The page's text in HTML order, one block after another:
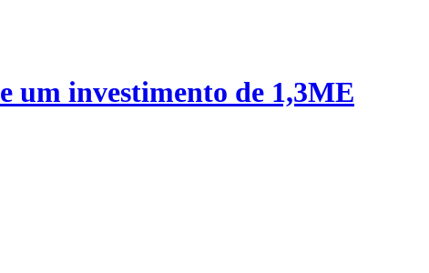
um investimento de 1,3ME